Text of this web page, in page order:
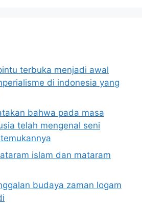
terbuka menjadi awal
di indonesia yang
bahwa pada masa
telah mengenal seni
islam dan mataram
budaya zaman logam